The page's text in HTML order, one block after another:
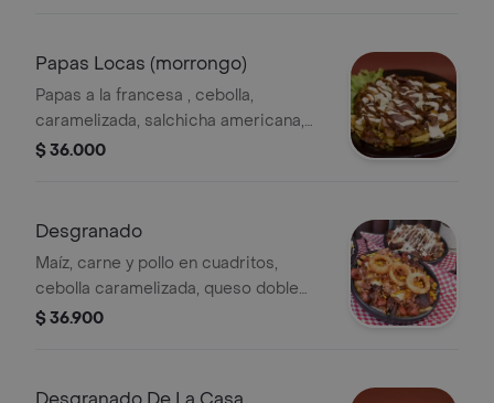
Papas Locas (morrongo)
Papas a la francesa , cebolla,
caramelizada, salchicha americana,
carne y pollo en cuadritos, queso
la casa.
$ 36.000
Desgranado
Maíz, carne y pollo en cuadritos,
cebolla caramelizada, queso doble
crema, papas a la francesa y salsas
$ 36.900